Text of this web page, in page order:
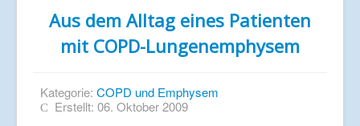
Aus dem Alltag eines Patienten
mit COPD-Lungenemphysem
Kategorie: COPD und Emphysem
Erstellt: 06. Oktober 2009